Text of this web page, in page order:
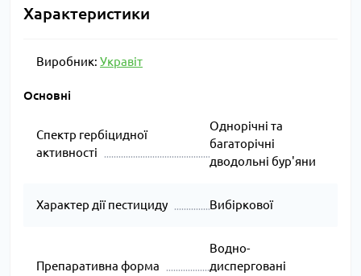
Характеристики
Виробник: Укравіт
Основні
Спектр гербіцидної
активності
Однорічні та
багаторічні
дводольні бур'яни
Характер дії пестициду Вибіркової
Препаративна форма
Водно-
дисперговані